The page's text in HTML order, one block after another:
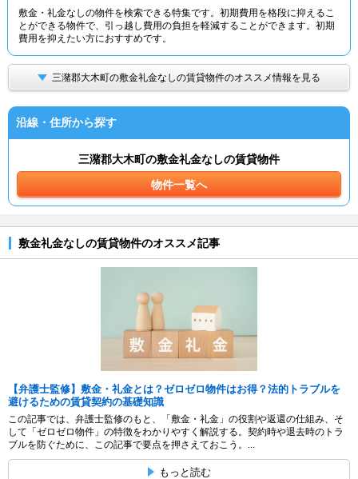
TOP
敷金・礼金なしの物件を検索できる特集です。初期費用を格段に抑えるこ
とができる物件で、引っ越し費用の負担を軽減することができます。初期
費用を抑えたい方におすすめです。
三潴郡大木町の敷金礼金なしの賃貸物件のオススメ情報を見る
沿線・住所から探す
三潴郡大木町の敷金礼金なしの賃貸物件
物件一覧へ
敷金礼金なしの賃貸物件のオススメ記事
【弁護士監修】敷金・礼金とは？ゼロゼロ物件はお得？法的トラブルを
避けるための賃貸契約の基礎知識
この記事では、弁護士監修のもと、「敷金・礼金」の役割や返還の仕組み、そ
して「ゼロゼロ物件」の特徴をわかりやすく解説する。契約時や退去時のトラ
ブルを防ぐために、この記事で要点を押さえておこう。...
もっと読む